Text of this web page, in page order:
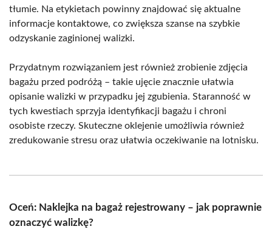
tłumie. Na etykietach powinny znajdować się aktualne
informacje kontaktowe, co zwiększa szanse na szybkie
odzyskanie zaginionej walizki.
Przydatnym rozwiązaniem jest również zrobienie zdjęcia
bagażu przed podróżą – takie ujęcie znacznie ułatwia
opisanie walizki w przypadku jej zgubienia. Staranność w
tych kwestiach sprzyja identyfikacji bagażu i chroni
osobiste rzeczy. Skuteczne oklejenie umożliwia również
zredukowanie stresu oraz ułatwia oczekiwanie na lotnisku.
Oceń: Naklejka na bagaż rejestrowany – jak poprawnie
oznaczyć walizkę?